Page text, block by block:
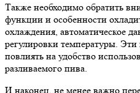
Также необходимо обратить
функции и особенности
охлаждения, автоматическое
регулировки температуры.
повлиять на удобство
разливаемого пива.
И наконец, не менее важно